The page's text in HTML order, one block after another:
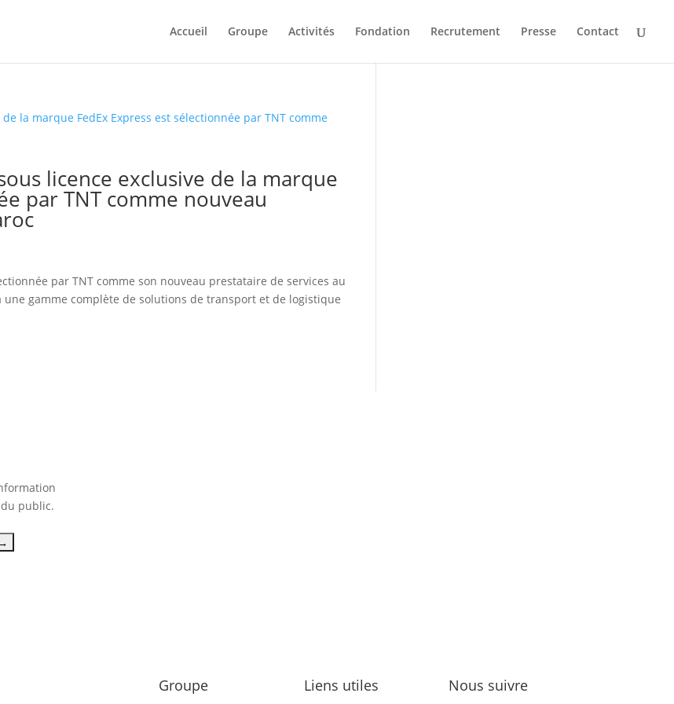
Accueil Groupe Activités Fondation Recrutement Presse Contact
licence exclusive de la marque
par TNT comme nouveau
par TNT comme son nouveau prestataire de services au
gamme complète de solutions de transport et de logistique
public.
Groupe Liens utiles Nous suivre